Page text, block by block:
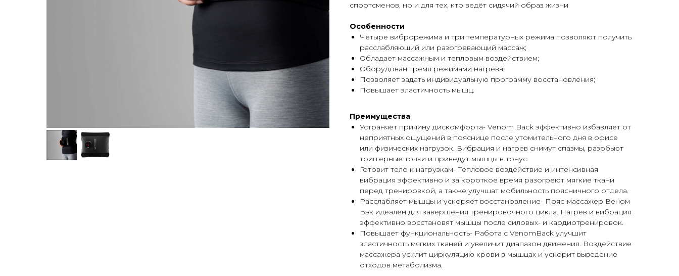
спортсменов, но и для тех, кто ведёт сидячий образ жизни
Особенности
Четыре виброрежима и три температурных режима позволяют получить
расслабляющий или разогревающий массаж;
Обладает массажным и тепловым воздействием;
Оборудован тремя режимами нагрева;
Позволяет задать индивидуальную программу восстановления;
Повышает эластичность мышц.
Преимущества
Устраняет причину дискомфорта- Venom Back эффективно избавляет от
неприятных ощущений в пояснице после утомительного дня в офисе
или физических нагрузок. Вибрация и нагрев снимут спазмы, разобьют
триггерные точки и приведут мышцы в тонус
Готовит тело к нагрузкам- Тепловое воздействие и интенсивная
вибрация эффективно и за короткое время разогреют мягкие ткани
перед тренировкой, а также улучшат мобильность поясничного отдела.
Расслабляет мышцы и ускоряет восстановление- Пояс-массажер Веном
Бэк идеален для завершения тренировочного цикла. Нагрев и вибрация
эффективно восстановят мышцы после силовых- и кардиотренировок.
Повышает функциональность- Работа с VenomBack улучшит
эластичность мягких тканей и увеличит диапазон движения. Воздействие
массажера усилит циркуляцию крови в мышцах и ускорит выведение
отходов метаболизма.